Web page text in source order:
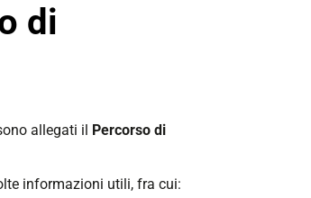
di
allegati il Percorso di
informazioni utili, fra cui: